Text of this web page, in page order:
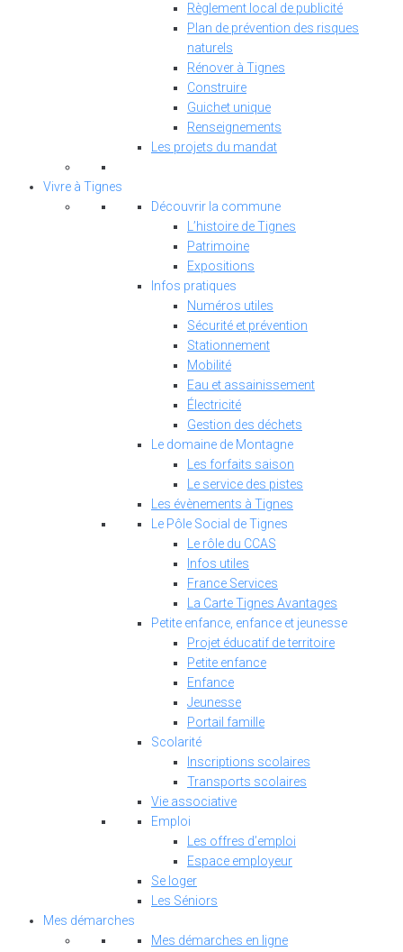
Règlement local de publicité
Plan de prévention des risques
naturels
Rénover à Tignes
Construire
Guichet unique
Renseignements
Les projets du mandat
Vivre à Tignes
Découvrir la commune
L’histoire de Tignes
Patrimoine
Expositions
Infos pratiques
Numéros utiles
Sécurité et prévention
Stationnement
Mobilité
Eau et assainissement
Électricité
Gestion des déchets
Le domaine de Montagne
Les forfaits saison
Le service des pistes
Les évènements à Tignes
Le Pôle Social de Tignes
Le rôle du CCAS
Infos utiles
France Services
La Carte Tignes Avantages
Petite enfance, enfance et jeunesse
Projet éducatif de territoire
Petite enfance
Enfance
Jeunesse
Portail famille
Scolarité
Inscriptions scolaires
Transports scolaires
Vie associative
Emploi
Les offres d’emploi
Espace employeur
Se loger
Les Séniors
Mes démarches
Mes démarches en ligne